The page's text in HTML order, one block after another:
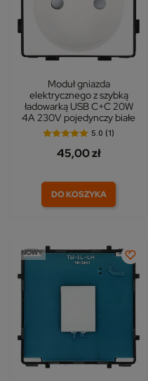
Moduł gniazda
elektrycznego z szybką
ładowarką USB C+C 20W
4A 230V pojedynczy białe
5.0 (1)
45,00 zł
DO KOSZYKA
NOWY